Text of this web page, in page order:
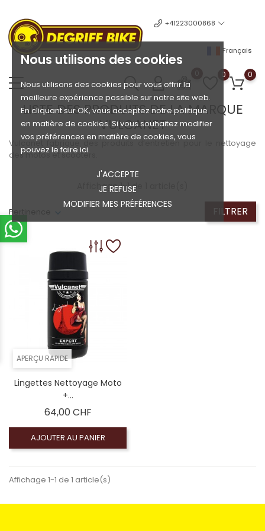
Nous utilisons des cookies
Nous utilisons des cookies pour vous offrir la
meilleure expérience possible sur notre site web.
En cliquant sur OK, vous acceptez notre politique
en matière de cookies. Si vous souhaitez modifier
vos préférences en matière de cookies, vous
pouvez le faire ici.
J'ACCEPTE
JE REFUSE
MODIFIER MES PRÉFÉRENCES
+41223000868
Français
0 0
LISTE DES PRODUITS DE LA MARQUE
VULCANET
Vulcanet fabrique des produits d’entretien pour le nettoyage
des motos et scooters.
Pertinence FILTRER
Affichage 1-1 de 1 article(s)
APERÇU RAPIDE
Lingettes Nettoyage Moto
+...
64,00 CHFPrix
AJOUTER AU PANIER
Affichage 1-1 de 1 article(s)